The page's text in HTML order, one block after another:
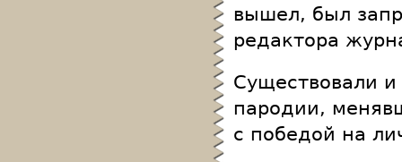
вышел, был
редактора
Существовали
пародии,
с победой на